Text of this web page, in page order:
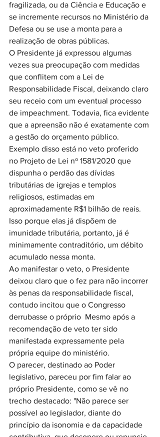
fragilizada, ou da Ciência e Educação e
se incremente recursos no Ministério da
Defesa ou se use a monta para a
realização de obras públicas.
O Presidente já expressou algumas
vezes sua preocupação com medidas
que conflitem com a Lei de
Responsabilidade Fiscal, deixando claro
seu receio com um eventual processo
de impeachment. Todavia, fica evidente
que a apreensão não é exatamente com
a gestão do orçamento público.
Exemplo disso está no veto proferido
no Projeto de Lei nº 1581/2020 que
dispunha o perdão das dívidas
tributárias de igrejas e templos
religiosos, estimadas em
aproximadamente R$1 bilhão de reais.
Isso porque elas já dispõem de
imunidade tributária, portanto, já é
minimamente contraditório, um débito
acumulado nessa monta.
Ao manifestar o veto, o Presidente
deixou claro que o fez para não incorrer
às penas da responsabilidade fiscal,
contudo incitou que o Congresso
derrubasse o próprio  Mesmo após a
recomendação de veto ter sido
manifestada expressamente pela
própria equipe do ministério.
O parecer, destinado ao Poder
legislativo, pareceu por fim falar ao
próprio Presidente, como se vê no
trecho destacado: "Não parece ser
possível ao legislador, diante do
princípio da isonomia e da capacidade